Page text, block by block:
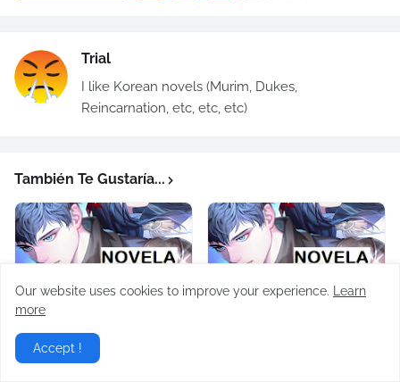
Trial
I like Korean novels (Murim, Dukes,
Reincarnation, etc, etc, etc)
También Te Gustaría...
Subiendo De Nivel Con
Las Mejores
Habilidades (Novela)
Our website uses cookies to improve your experience.
Learn
more
Accept !